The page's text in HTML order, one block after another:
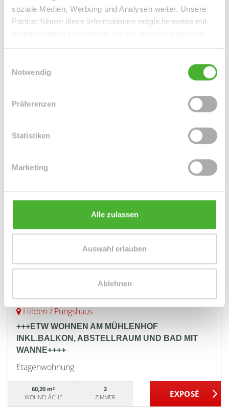
soziale Medien, Werbung und Analysen weiter. Unsere
Partner führen diese Informationen möglicherweise mit
Notwendig
Präferenzen
Statistiken
Marketing
Alle zulassen
Auswahl erlauben
Ablehnen
+++ EINE PERLE ZUM GLÜCK IN KITZSCHER-
BAUJAHR 2018- TOP-AUSTATTUNG+++
Hilden / Pungshaus
+++ETW WOHNEN AM MÜHLENHOF
INKL.BALKON, ABSTELLRAUM UND BAD MIT
WANNE++++
Etagenwohnung
60,20 m²
WOHNFLÄCHE
2
ZIMMER